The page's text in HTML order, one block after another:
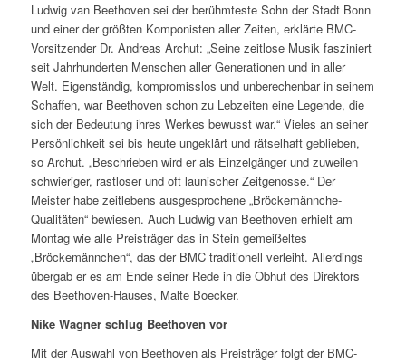
Ludwig van Beethoven sei der berühmteste Sohn der Stadt Bonn
und einer der größten Komponisten aller Zeiten, erklärte BMC-
Vorsitzender Dr. Andreas Archut: „Seine zeitlose Musik fasziniert
seit Jahrhunderten Menschen aller Generationen und in aller
Welt. Eigenständig, kompromisslos und unberechenbar in seinem
Schaffen, war Beethoven schon zu Lebzeiten eine Legende, die
sich der Bedeutung ihres Werkes bewusst war.“ Vieles an seiner
Persönlichkeit sei bis heute ungeklärt und rätselhaft geblieben,
so Archut. „Beschrieben wird er als Einzelgänger und zuweilen
schwieriger, rastloser und oft launischer Zeitgenosse.“ Der
Meister habe zeitlebens ausgesprochene „Bröckemännche-
Qualitäten“ bewiesen. Auch Ludwig van Beethoven erhielt am
Montag wie alle Preisträger das in Stein gemeißeltes
„Bröckemännchen“, das der BMC traditionell verleiht. Allerdings
übergab er es am Ende seiner Rede in die Obhut des Direktors
des Beethoven-Hauses, Malte Boecker.
Nike Wagner schlug Beethoven vor
Mit der Auswahl von Beethoven als Preisträger folgt der BMC-